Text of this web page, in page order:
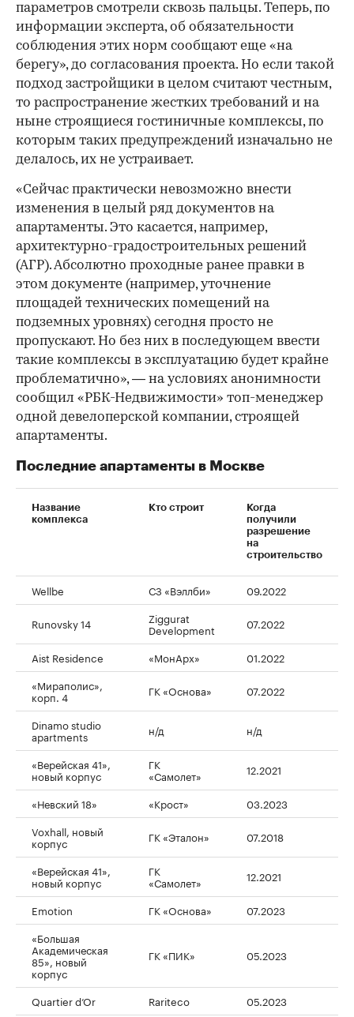
параметров смотрели сквозь пальцы. Теперь, по
информации эксперта, об обязательности
соблюдения этих норм сообщают еще «на
берегу», до согласования проекта. Но если такой
подход застройщики в целом считают честным,
то распространение жестких требований и на
ныне строящиеся гостиничные комплексы, по
которым таких предупреждений изначально не
делалось, их не устраивает.
«Сейчас практически невозможно внести
изменения в целый ряд документов на
апартаменты. Это касается, например,
архитектурно-градостроительных решений
(АГР). Абсолютно проходные ранее правки в
этом документе (например, уточнение
площадей технических помещений на
подземных уровнях) сегодня просто не
пропускают. Но без них в последующем ввести
такие комплексы в эксплуатацию будет крайне
проблематично», — на условиях анонимности
сообщил «РБК-Недвижимости» топ-менеджер
одной девелоперской компании, строящей
апартаменты.
Последние апартаменты в Москве
Название
комплекса
Кто строит
Когда
получили
разрешение
на
строительство
Wellbe СЗ «Вэллби» 09.2022
Runovsky 14 Ziggurat
Development 07.2022
Aist Residence «МонАрх»
01.2022
«Мираполис»,
корп. 4 ГК «Основа» 07.2022
Dinamo studio
apartments н/д н/д
«Верейская 41»,
новый корпус
ГК
«Самолет» 12.2021
«Невский 18» «Крост»
03.2023
Voxhall, новый
корпус ГК «Эталон» 07.2018
«Верейская 41»,
новый корпус
ГК
«Самолет» 12.2021
Emotion ГК «Основа»
07.2023
«Большая
Академическая
85», новый
корпус
ГК «ПИК» 05.2023
Quartier d’Or Rariteco
05.2023